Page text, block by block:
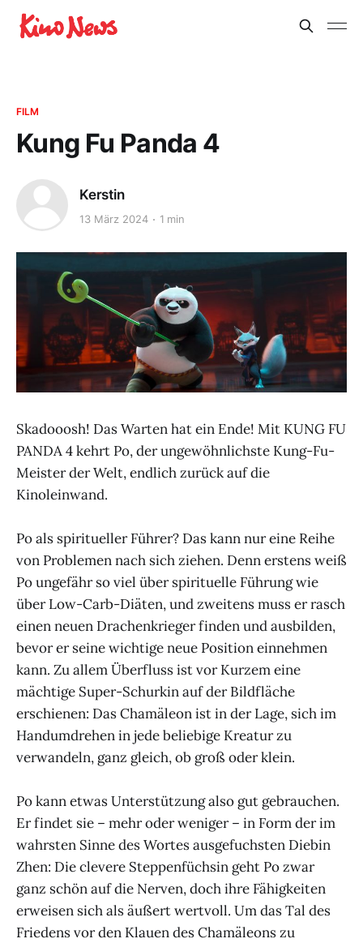
FILM
Kung Fu Panda 4
Kerstin
13 März 2024 1 min
Skadooosh! Das Warten hat ein Ende! Mit KUNG FU
PANDA 4 kehrt Po, der ungewöhnlichste Kung-Fu-
Meister der Welt, endlich zurück auf die
Kinoleinwand.
Po als spiritueller Führer? Das kann nur eine Reihe
von Problemen nach sich ziehen. Denn erstens weiß
Po ungefähr so viel über spirituelle Führung wie
über Low-Carb-Diäten, und zweitens muss er rasch
einen neuen Drachenkrieger finden und ausbilden,
bevor er seine wichtige neue Position einnehmen
kann. Zu allem Überfluss ist vor Kurzem eine
mächtige Super-Schurkin auf der Bildfläche
erschienen: Das Chamäleon ist in der Lage, sich im
Handumdrehen in jede beliebige Kreatur zu
verwandeln, ganz gleich, ob groß oder klein.
Po kann etwas Unterstützung also gut gebrauchen.
Er findet sie – mehr oder weniger – in Form der im
wahrsten Sinne des Wortes ausgefuchsten Diebin
Zhen: Die clevere Steppenfüchsin geht Po zwar
ganz schön auf die Nerven, doch ihre Fähigkeiten
erweisen sich als äußert wertvoll. Um das Tal des
Friedens vor den Klauen des Chamäleons zu